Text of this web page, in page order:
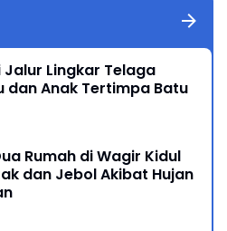
Jalur Lingkar Telaga
dan Anak Tertimpa Batu
Rumah di Wagir Kidul
dan Jebol Akibat Hujan